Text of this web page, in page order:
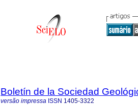
Boletín de la Sociedad
versão impressa ISSN 1405-3322